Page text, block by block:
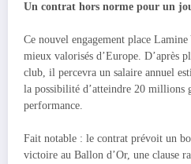
Un contrat hors norme pour un
Ce nouvel engagement place
mieux valorisés d’Europe. D’après
club, il percevra un salaire annuel
la possibilité d’atteindre 20 millions
performance.
Fait notable : le contrat prévoit un
victoire au Ballon d’Or, une clause